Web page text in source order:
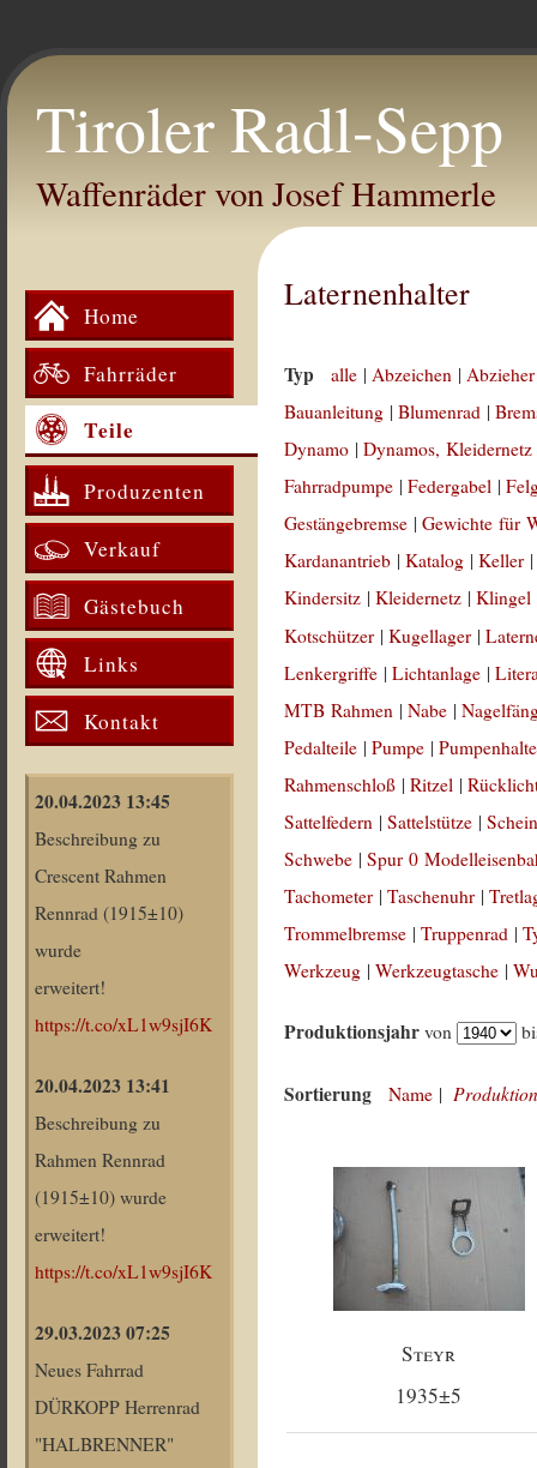
Tiroler Radl-Sepp
Waffenräder von Josef Hammerle
Home
Fahrräder
Teile
Produzenten
Verkauf
Gästebuch
Links
Kontakt
20.04.2023 13:45
Beschreibung zu
Crescent Rahmen
Rennrad (1915±10)
wurde
erweitert!
https://t.co/xL1w9sjI6K
20.04.2023 13:41
Beschreibung zu
Rahmen Rennrad
(1915±10) wurde
erweitert!
https://t.co/xL1w9sjI6K
29.03.2023 07:25
Neues Fahrrad
DÜRKOPP Herrenrad
"HALBRENNER"
Laternenhalter
Typ alle |Abzeichen |
Bauanleitung |Blumenrad |
Dynamo |Dynamos, Kleidernetz
Fahrradpumpe |Federgabel |
Gestängebremse |Gewichte für
Kardanantrieb |Katalog |Keller
Kindersitz |Kleidernetz |Klingel
Kotschützer |Kugellager |
Lenkergriffe |Lichtanlage |
MTB Rahmen |Nabe |
Pedalteile |Pumpe |
Rahmenschloß |Ritzel |
Sattelfedern |Sattelstütze |
Schwebe |Spur 0
Tachometer |Taschenuhr |
Trommelbremse |Truppenrad |
Werkzeug |Werkzeugtasche |
Produktionsjahr von
Sortierung Name |
Steyr
1935±5